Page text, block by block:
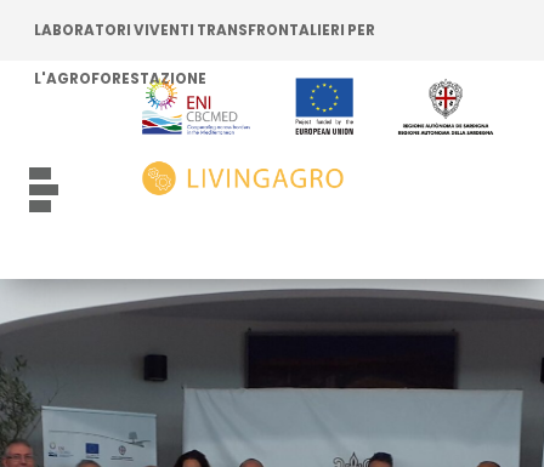
Vai al menu di navigazione
LABORATORI VIVENTI TRANSFRONTALIERI PER
L'AGROFORESTAZIONE
Attiva / disattiva la navigazione